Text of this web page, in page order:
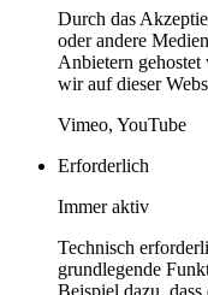
Durch das
oder andere
Anbietern
wir auf dieser
Vimeo, YouTube
Erforderlich
Immer aktiv
Technisch
grundlegende
Beispiel dazu,